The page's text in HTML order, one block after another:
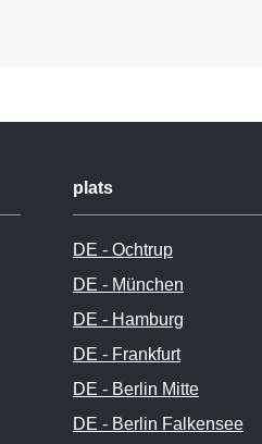
plats
DE - Ochtrup
DE - München
DE - Hamburg
DE - Frankfurt
DE - Berlin Mitte
DE - Berlin Falkensee